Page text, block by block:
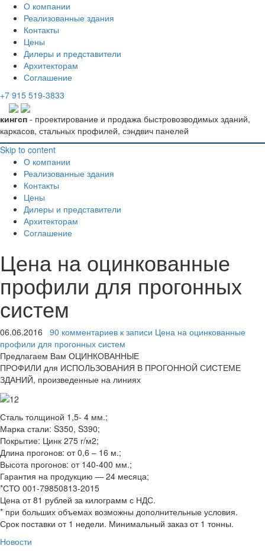
О компании
Реализованные здания
Контакты
Цены
Дилеры и представители
Архитекторам
Соглашение
+7 915 519-3833
кингсп - проектирование и продажа быстровозводимых зданий,
каркасов, стальных профилей, сэндвич панелей
Skip to content
О компании
Реализованные здания
Контакты
Цены
Дилеры и представители
Архитекторам
Соглашение
Цена на оцинкованные
профили для прогонных
систем
06.06.2016 90 комментариев к записи Цена на оцинкованные
профили для прогонных систем
Предлагаем Вам ОЦИНКОВАННЫЕ
ПРОФИЛИ для ИСПОЛЬЗОВАНИЯ В ПРОГОННОЙ СИСТЕМЕ
ЗДАНИЙ, произведенные на линиях
Сталь толщиной 1,5- 4 мм.;
Марка стали: S350, S390;
Покрытие: Цинк 275 г/м2;
Длина прогонов: от 0,6 – 16 м.;
Высота прогонов: от 140-400 мм.;
Гарантия на продукцию — 24 месяца;
*СТО 001-79850813-2015
Цена от 81 рублей за килограмм с НДС.
* при больших объемах возможны дополнительные условия.
Срок поставки от 1 недели. Минимальный заказ от 1 тонны.
Новости